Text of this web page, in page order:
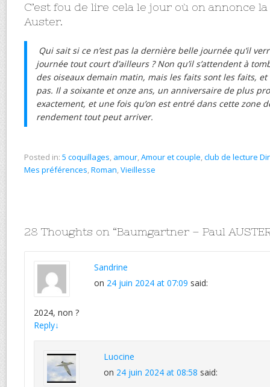
C’est fou de lire cela le jour où on annonce
Auster.
Qui sait si ce n’est pas la dernière belle journée qu’il
journée tout court d’ailleurs ? Non qu’il s’attendent à
des oiseaux demain matin, mais les faits sont les faits,
pas. Il a soixante et onze ans, un anniversaire de plus
exactement, et une fois qu’on est entré dans cette zone
rendement tout peut arriver.
Posted in: 5 coquillages, amour,Amour et couple,club de lecture
Mes préférences,Roman,Vieillesse
28 Thoughts on “Baumgartner – Paul
Sandrine
on 24 juin 2024 at 07:09 said:
2024, non ?
Reply↓
Luocine
on 24 juin 2024 at 08:58 said: